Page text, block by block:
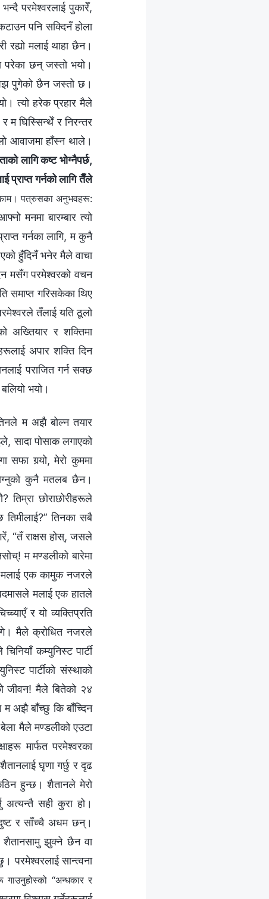
परमेश्‍वरलाई पुकारेँ,
पनि सक्दिनँ होला
रह्यो मलाई थाहा छैन।
परेका छन् जस्तो भयो।
पुगेको छैन जस्तो छ।
त्यो हरेक प्रहार मैले
म घिस्‍सिन्थेँ र निरन्तर
आवाजमा हाँस्न थाले।
लागि कष्ट भोग्‍नैपर्छ,
प्राप्त गर्नको लागि तैँले
पत्रुसका अनुभवहरू:
मनमा बारम्बार त्यो
गर्नका लागि, म कुनै
हुँदिनँ भनेर मैले वाचा
मसँग परमेश्‍वरको वचन
समाप्त गरिसकेका थिए
तँलाई यति ठूलो
अख्तियार र शक्तिमा
अपार शक्ति दिन
पराजित गर्न सक्छ
भयो।
म अझै बोल्न तयार
सादा पोसाक लगाएको
सफा गर्‍यो, मेरो कुममा
कुनै मतलब छैन।
छोराछोरीहरूले
तिमीलाई?” तिनका सबै
“तँ राक्षस होस्, जसले
म मण्डलीको बारेमा
मलाई एक कामुक नजरले
मलाई एक हातले
र यो व्यक्तिप्रति
मैले क्रोधित नजरले
कम्युनिस्ट पार्टी
पार्टीको संस्थाको
जीवन! मैले बितेको २४
म अझै बाँच्छु कि बाँच्‍दिन
मैले मण्डलीको एउटा
मार्फत परमेश्‍वरका
घृणा गर्छु र दृढ
हुन्छ। शैतानले मेरो
अत्यन्तै सही कुरा हो।
र साँच्‍चै अधम छन्।
शैतानसामु झुक्ने छैन वा
परमेश्‍वरलाई सान्त्वना
गाउनुहोस्को “अन्धकार र